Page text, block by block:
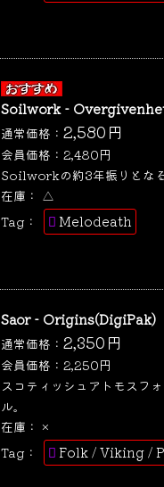
Soilwork -
通常価格： 2,580 円
会員価格： 2,480円
Soilworkの約3年振りとな
在庫： △
Tag：
Melodeath
Saor - Origins(DigiPak)
通常価格： 2,350 円
会員価格： 2,250円
スコティッシュアトモスフ
ル。
在庫： ×
Tag：
Folk / Viking /